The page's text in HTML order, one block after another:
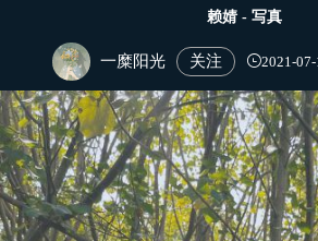
赖婧 - 写真
一糜阳光 关注 2021-07-